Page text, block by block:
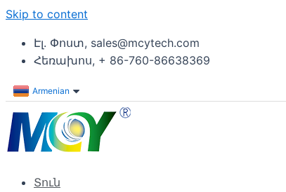
Skip to content
Էլ. Փոստ, sales@mcytech.com
Հեռախոս, + 86-760-86638369
Armenian
Տուն